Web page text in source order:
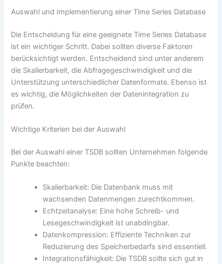
Auswahl und Implementierung einer Time Series Database
Die Entscheidung für eine geeignete Time Series Database
ist ein wichtiger Schritt. Dabei sollten diverse Faktoren
berücksichtigt werden. Entscheidend sind unter anderem
die Skalierbarkeit, die Abfragegeschwindigkeit und die
Unterstützung unterschiedlicher Datenformate. Ebenso ist
es wichtig, die Möglichkeiten der Datenintegration zu
prüfen.
Wichtige Kriterien bei der Auswahl
Bei der Auswahl einer TSDB sollten Unternehmen folgende
Punkte beachten:
Skalierbarkeit: Die Datenbank muss mit
wachsenden Datenmengen zurechtkommen.
Echtzeitanalyse: Eine hohe Schreib- und
Lesegeschwindigkeit ist unabdingbar.
Datenkompression: Effiziente Techniken zur
Reduzierung des Speicherbedarfs sind essentiell.
Integrationsfähigkeit: Die TSDB sollte sich gut in